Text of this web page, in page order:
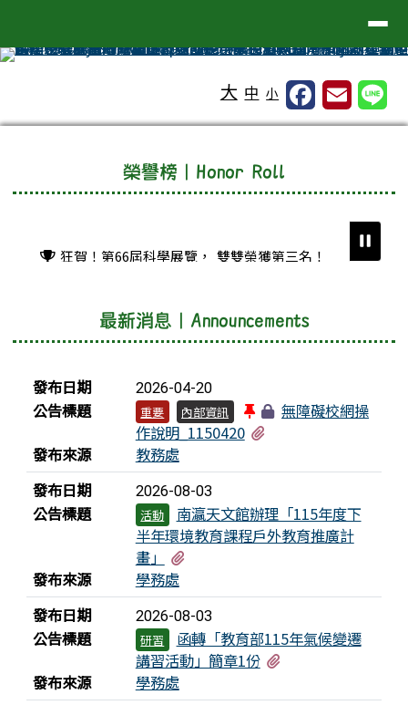
大 中 小
上中區域內容榮譽榜｜Honor Roll
狂賀！第66屆科學展覽， 雙雙榮獲第三名！
榮獲 第二名
會，榮獲佳績！
學生參加2025 Roborave Taiwan Open 機器
人全國賽榮獲佳績
學生參加臺114學年度全國學生音樂比賽個人
組--笛獨奏成績優異
學生參加114學年度全國學生音樂比賽個人組--
笙獨奏成績優異
學生參加日本RoboRAVE國際機器人競賽，榮
獲佳績
學生參加114學年度全國學生音樂比賽個人組
—二胡獨奏成績優異
最新消息｜Announcements
新聞列表
發布日期 2026-04-20
公告標題 重要 內部資訊
無障礙校網操
作說明_1150420
發布來源
教務處
發布日期
2026-08-03
公告標題 活動
南瀛天文館辦理「115年度下
半年環境教育課程戶外教育推廣計
畫」
發布來源
學務處
發布日期
2026-08-03
公告標題 研習
函轉「教育部115年氣候變遷
講習活動」簡章1份
發布來源
學務處